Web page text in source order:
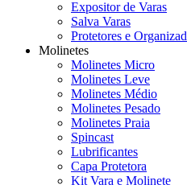
Expositor de Varas
Salva Varas
Protetores e
Molinetes
Molinetes Micro
Molinetes Leve
Molinetes Médio
Molinetes Pesado
Molinetes Praia
Spincast
Lubrificantes
Capa Protetora
Kit Vara e Molinete